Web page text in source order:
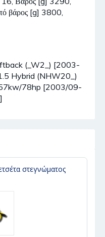
βάρος [g] 3800,
(_W2_) [2003-
Hybrid (NHW20_)
78hp [2003/09-
στεγνώματος